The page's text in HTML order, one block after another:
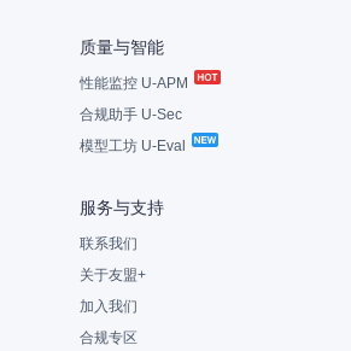
质量与智能
性能监控 U-APM
合规助手 U-Sec
模型工坊 U-Eval
服务与支持
联系我们
关于友盟+
加入我们
合规专区